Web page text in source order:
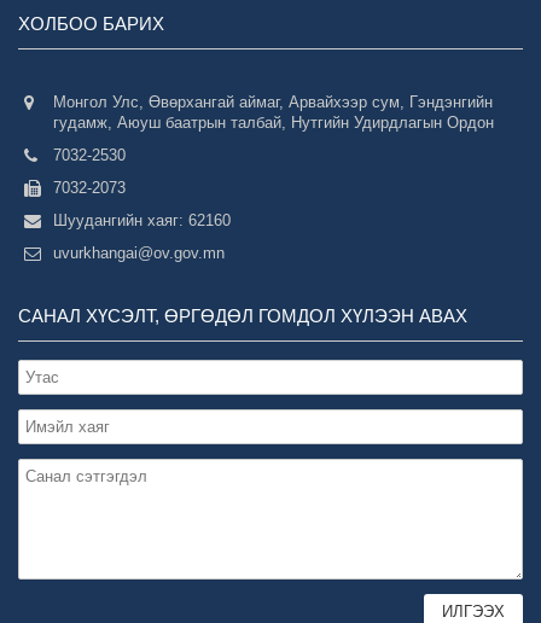
ХОЛБОО БАРИХ
Монгол Улс, Өвөрхангай аймаг, Арвайхээр сум, Гэндэнгийн
гудамж, Аюуш баатрын талбай, Нутгийн Удирдлагын Ордон
7032-2530
7032-2073
Шуудангийн хаяг: 62160
uvurkhangai@ov.gov.mn
САНАЛ ХҮСЭЛТ, ӨРГӨДӨЛ ГОМДОЛ ХҮЛЭЭН АВАХ